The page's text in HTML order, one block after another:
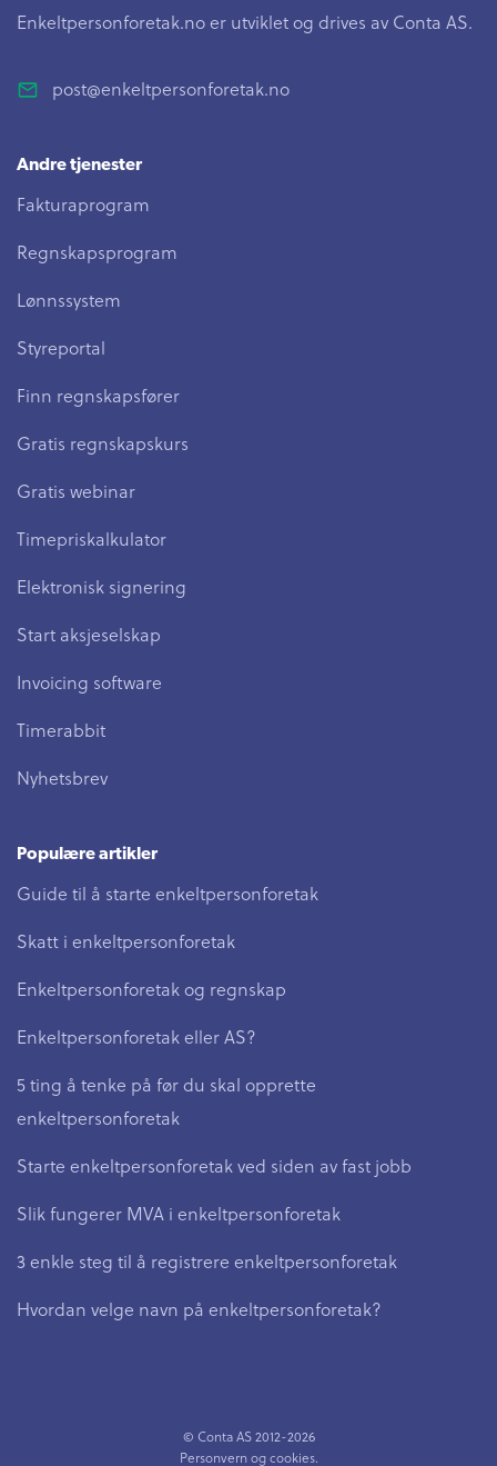
Enkeltpersonforetak.no er utviklet og drives av Conta AS.
post@enkeltpersonforetak.no
Andre tjenester
Fakturaprogram
Regnskapsprogram
Lønnssystem
Styreportal
Finn regnskapsfører
Gratis regnskapskurs
Gratis webinar
Timepriskalkulator
Elektronisk signering
Start aksjeselskap
Invoicing software
Timerabbit
Nyhetsbrev
Populære artikler
Guide til å starte enkeltpersonforetak
Skatt i enkeltpersonforetak
Enkeltpersonforetak og regnskap
Enkeltpersonforetak eller AS?
5 ting å tenke på før du skal opprette
enkeltpersonforetak
Starte enkeltpersonforetak ved siden av fast jobb
Slik fungerer MVA i enkeltpersonforetak
3 enkle steg til å registrere enkeltpersonforetak
Hvordan velge navn på enkeltpersonforetak?
© Conta AS 2012-2026
Personvernogcookies.